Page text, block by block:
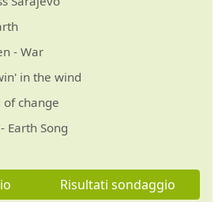
- War
in the wind
of change
Earth Song
Risultati sondaggio